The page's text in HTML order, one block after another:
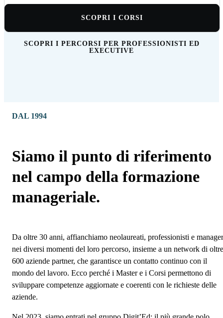
SCOPRI I CORSI
SCOPRI I PERCORSI PER PROFESSIONISTI ED
EXECUTIVE
DAL 1994
Siamo il punto di riferimento
nel campo della formazione
manageriale.
Da oltre 30 anni, affianchiamo neolaureati, professionisti e manager
nei diversi momenti del loro percorso, insieme a un network di oltre
600 aziende partner, che garantisce un contatto continuo con il
mondo del lavoro. Ecco perché i Master e i Corsi permettono di
sviluppare competenze aggiornate e coerenti con le richieste delle
aziende.